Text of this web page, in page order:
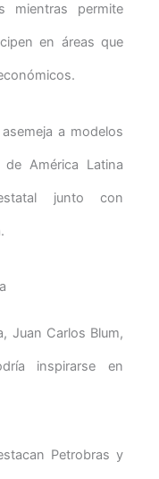
mientras permite
en áreas que
a modelos
América Latina
junto con
Juan Carlos Blum,
inspirarse en
Petrobras y